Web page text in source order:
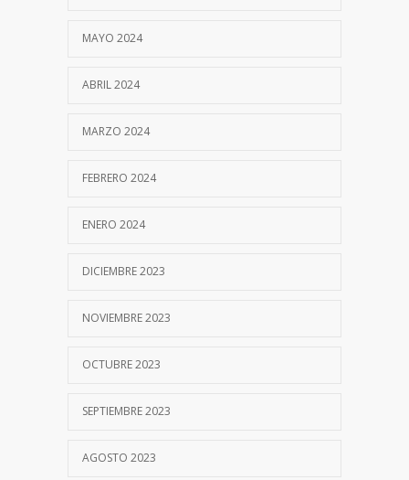
MAYO 2024
ABRIL 2024
MARZO 2024
FEBRERO 2024
ENERO 2024
DICIEMBRE 2023
NOVIEMBRE 2023
OCTUBRE 2023
SEPTIEMBRE 2023
AGOSTO 2023